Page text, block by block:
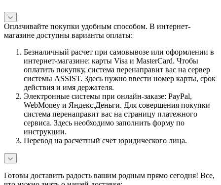
Оплачивайте покупки удобным способом. В интернет-
магазине доступны варианты оплаты:
Безналичный расчет при самовывозе или оформлении в
интернет-магазине: карты Visa и MasterCard. Чтобы
оплатить покупку, система перенаправит вас на сервер
системы ASSIST. Здесь нужно ввести номер карты, срок
действия и имя держателя.
Электронные системы при онлайн-заказе: PayPal,
WebMoney и Яндекс.Деньги. Для совершения покупки
система перенаправит вас на страницу платежного
сервиса. Здесь необходимо заполнить форму по
инструкции.
Перевод на расчетный счет юридического лица.
Готовы доставить радость вашим родным прямо сегодня! Все,